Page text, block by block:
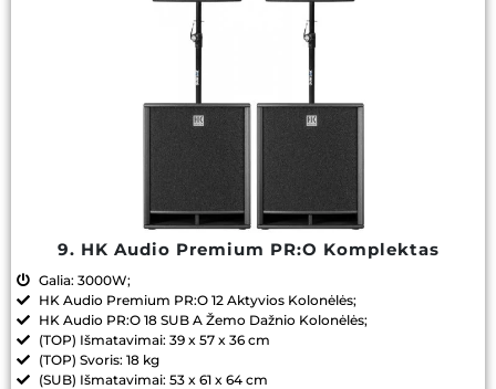
9. HK Audio Premium PR:O Komplektas
Galia: 3000W;
HK Audio Premium PR:O 12 Aktyvios Kolonėlės;
HK Audio PR:O 18 SUB A Žemo Dažnio Kolonėlės;
(TOP) Išmatavimai: 39 x 57 x 36 cm
(TOP) Svoris: 18 kg
(SUB) Išmatavimai: 53 x 61 x 64 cm